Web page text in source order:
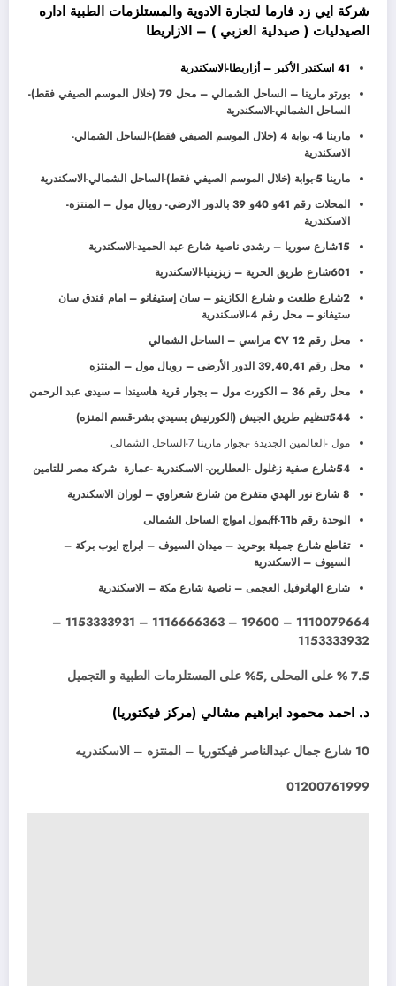
شركة ايي زد فارما لتجارة الادوية والمستلزمات الطبية اداره
الصيدليات ( صيدلية العزبي ) – الازاريطا
41 اسكندر الأكبر – أزاريطا-الاسكندرية
بورتو مارينا – الساحل الشمالي – محل 79 (خلال الموسم الصيفي فقط)-
الساحل الشمالي-الاسكندرية
مارينا 4- بوابة 4 (خلال الموسم الصيفي فقط)-الساحل الشمالي-
الاسكندرية
مارينا 5-بوابة (خلال الموسم الصيفي فقط)-الساحل الشمالي-الاسكندرية
المحلات رقم 41و 40و 39 بالدور الارضي- رويال مول – المنتزه-
الاسكندرية
15شارع سوريا – رشدى ناصية شارع عبد الحميد-الاسكندرية
601شارع طريق الحرية – زيزينيا-الاسكندرية
2شارع طلعت و شارع الكازينو – سان إستيفانو – امام فندق سان
ستيفانو – محل رقم 4-الاسكندرية
محل رقم CV 12 مراسي – الساحل الشمالي
محل رقم 39,40,41 الدور الأرضى – رويال مول – المنتزه
محل رقم 36 – الكورت مول – بجوار قرية هاسيندا – سيدى عبد الرحمن
544تنظيم طريق الجيش (الكورنيش بسيدي بشر-قسم المنزه)
مول -العالمين الجديدة -بجوار مارينا 7-الساحل الشمالى
54شارع صفية زغلول -العطارين- الاسكندرية -عمارة شركة مصر للتامين
8 شارع نور الهدي متفرع من شارع شعراوي – لوران الاسكندرية
الوحدة رقم ff-11bبمول امواج الساحل الشمالى
تقاطع شارع جميلة بوحريد – ميدان السيوف – ابراج ايوب بركة –
السيوف – الاسكندرية
شارع الهانوفيل العجمى – ناصية شارع مكة – الاسكندرية
1110079664 – 19600 – 1116666363 – 1153333931 –
1153333932
7.5 % على المحلى ,5% على المستلزمات الطبية و التجميل
د. احمد محمود ابراهيم مشالي (مركز فيكتوريا)
10 شارع جمال عبدالناصر فيكتوريا – المنتزه – الاسكندريه
01200761999